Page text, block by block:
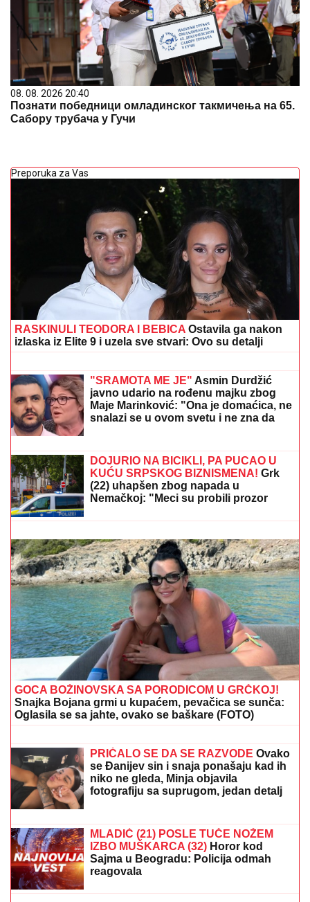
08. 08. 2026 20:40
Познати победници омладинског такмичења на 65.
Сабору трубача у Гучи
Preporuka za Vas
RASKINULI TEODORA I BEBICA Ostavila ga nakon
izlaska iz Elite 9 i uzela sve stvari: Ovo su detalji
ZA SOCIJALNI RAD"Verica
Rakočević na početku karijere prošla
kroz pakao, ove reč i danas joj
odzvanjaju u ušima: "Oduzeće vam
decu"
Maje Marinković: "Ona je domaćica, ne
snalazi se u ovom svetu i ne zna da
prestane"
POGLEDAJTE:Objavljeni prvi snimci Modžtabe
Hamneija kao vrhovnog vođe Irana (VIDEO)
DOJURIO NA BICIKLI, PA PUCAO U
KUĆU SRPSKOG BIZNISMENA!Grk
(22) uhapšen zbog napada u
Nemačkoj: "Meci su probili prozor
spavaće sobe"
PAPARACO! UHVATILI SMO BRATA
ANE IVANOVIĆ U CRNOJ GORI Sa
ženom i detetom uživa na letovanju:
Džajina ćerka u uskoj haljini mami
poglede (Video)